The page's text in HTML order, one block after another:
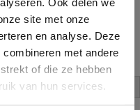
site met onze
en analyse. Deze
met andere
of die ze hebben
van hun services.
EPDM-lijmpakket
log in voor prijs